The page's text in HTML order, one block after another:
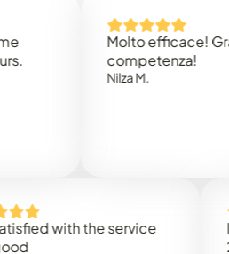
Molto efficace! Grazie
competenza!
Nilza M.
with the service
It